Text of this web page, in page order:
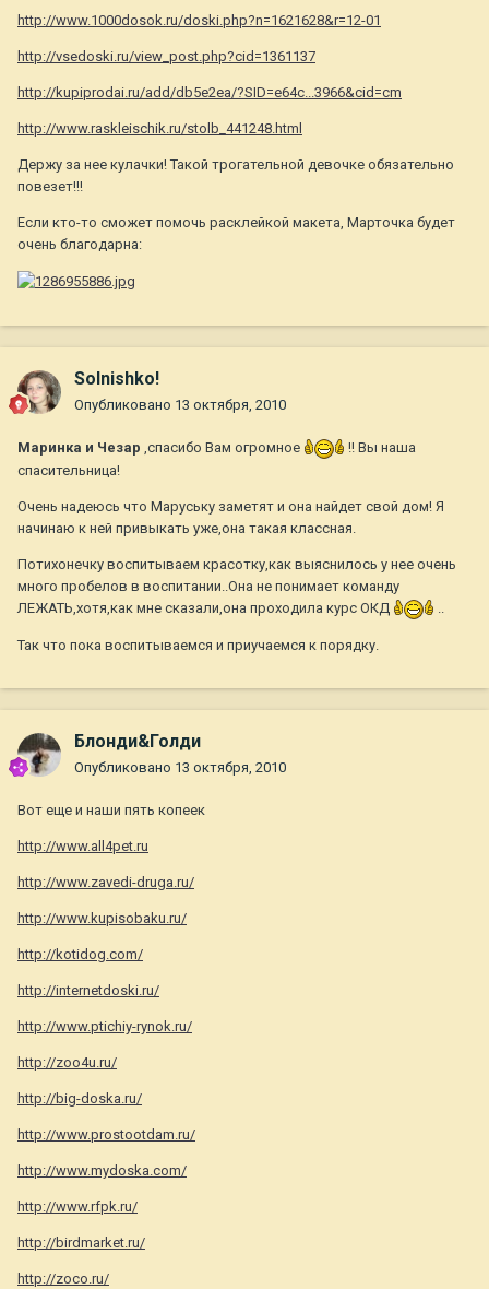
http://www.1000dosok.ru/doski.php?n=1621628&r=12-01
http://vsedoski.ru/view_post.php?cid=1361137
http://kupiprodai.ru/add/db5e2ea/?SID=e64c...3966&cid=cm
http://www.raskleischik.ru/stolb_441248.html
Держу за нее кулачки! Такой трогательной девочке обязательно
повезет!!!
Если кто-то сможет помочь расклейкой макета, Марточка будет
очень благодарна:
Solnishko!
Опубликовано 13 октября, 2010
Маринка и Чезар ,спасибо Вам огромное
!! Вы наша
спасительница!
Очень надеюсь что Маруську заметят и она найдет свой дом! Я
начинаю к ней привыкать уже,она такая классная.
Потихонечку воспитываем красотку,как выяснилось у нее очень
много пробелов в воспитании..Она не понимает команду
ЛЕЖАТЬ,хотя,как мне сказали,она проходила курс ОКД
Так что пока воспитываемся и приучаемся к порядку.
Блонди&Голди
Опубликовано 13 октября, 2010
Вот еще и наши пять копеек
http://www.all4pet.ru
http://www.zavedi-druga.ru/
http://www.kupisobaku.ru/
http://kotidog.com/
http://internetdoski.ru/
http://www.ptichiy-rynok.ru/
http://zoo4u.ru/
http://big-doska.ru/
http://www.prostootdam.ru/
http://www.mydoska.com/
http://www.rfpk.ru/
http://birdmarket.ru/
http://zoco.ru/